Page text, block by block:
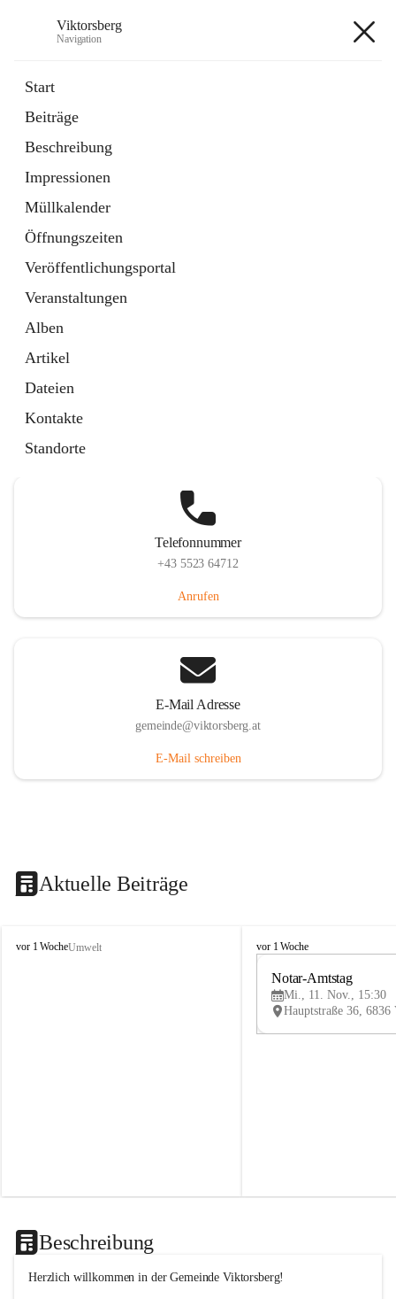
Viktorsberg
Navigation
Start
Beiträge
Beschreibung
Impressionen
Müllkalender
Öffnungszeiten
Veröffentlichungsportal
Veranstaltungen
Alben
Artikel
Dateien
Kontakte
Standorte
1 Schnellzugriff
Bürgerservice
10 Schnellzugriffe
Telefonnummer
+43 5523 64712
Anrufen
E-Mail Adresse
gemeinde@viktorsberg.at
E-Mail schreiben
Aktuelle Beiträge
V
vor 1 WocheUmwelt
V
vor 1 Woche
Notar-Amtstag
Mi., 11. Nov., 15:30
Beschreibung
Herzlich willkommen in der Gemeinde Viktorsberg!